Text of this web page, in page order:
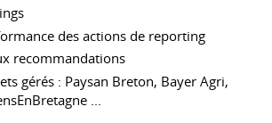
des actions de reporting
recommandations
gérés : Paysan Breton, Bayer Agri,
...